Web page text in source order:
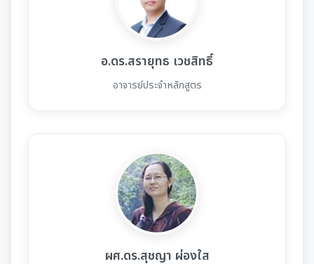
อ.ดร.สรายุทธ เวชสิทธิ์
อาจารย์ประจำหลักสูตร
ผศ.ดร.สุชญา ผ่องใส